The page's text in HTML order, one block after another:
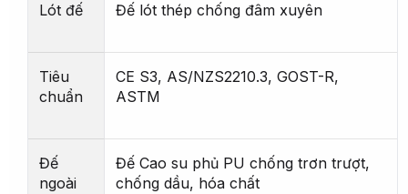
Lót đế Đế lót thép chống đâm xuyên
Tiêu
chuẩn
CE S3, AS/NZS2210.3, GOST-R,
ASTM
Đế
ngoài
Đế Cao su phủ PU chống trơn trượt,
chống dầu, hóa chất